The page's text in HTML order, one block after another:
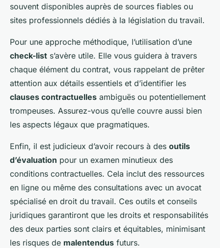
souvent disponibles auprès de sources fiables ou
sites professionnels dédiés à la législation du travail.
Pour une approche méthodique, l’utilisation d’une
check-list s’avère utile. Elle vous guidera à travers
chaque élément du contrat, vous rappelant de prêter
attention aux détails essentiels et d’identifier les
clauses contractuelles ambiguës ou potentiellement
trompeuses. Assurez-vous qu’elle couvre aussi bien
les aspects légaux que pragmatiques.
Enfin, il est judicieux d’avoir recours à des outils
d’évaluation pour un examen minutieux des
conditions contractuelles. Cela inclut des ressources
en ligne ou même des consultations avec un avocat
spécialisé en droit du travail. Ces outils et conseils
juridiques garantiront que les droits et responsabilités
des deux parties sont clairs et équitables, minimisant
les risques de malentendus futurs.